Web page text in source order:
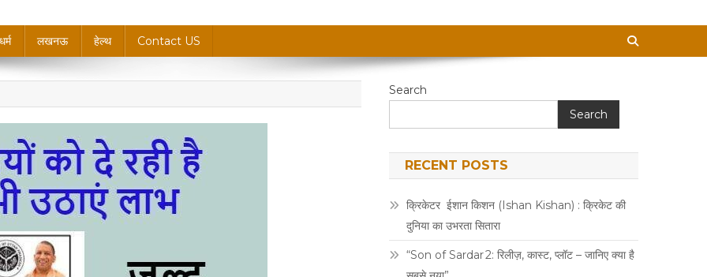
धर्म लखनऊ हेल्थ Contact US
Search
Search
RECENT POSTS
क्रिकेटर ईशान किशन (Ishan Kishan) : क्रिकेट की
दुनिया का उभरता सितारा
“Son of Sardar 2: रिलीज़, कास्ट, प्लॉट – जानिए क्या है